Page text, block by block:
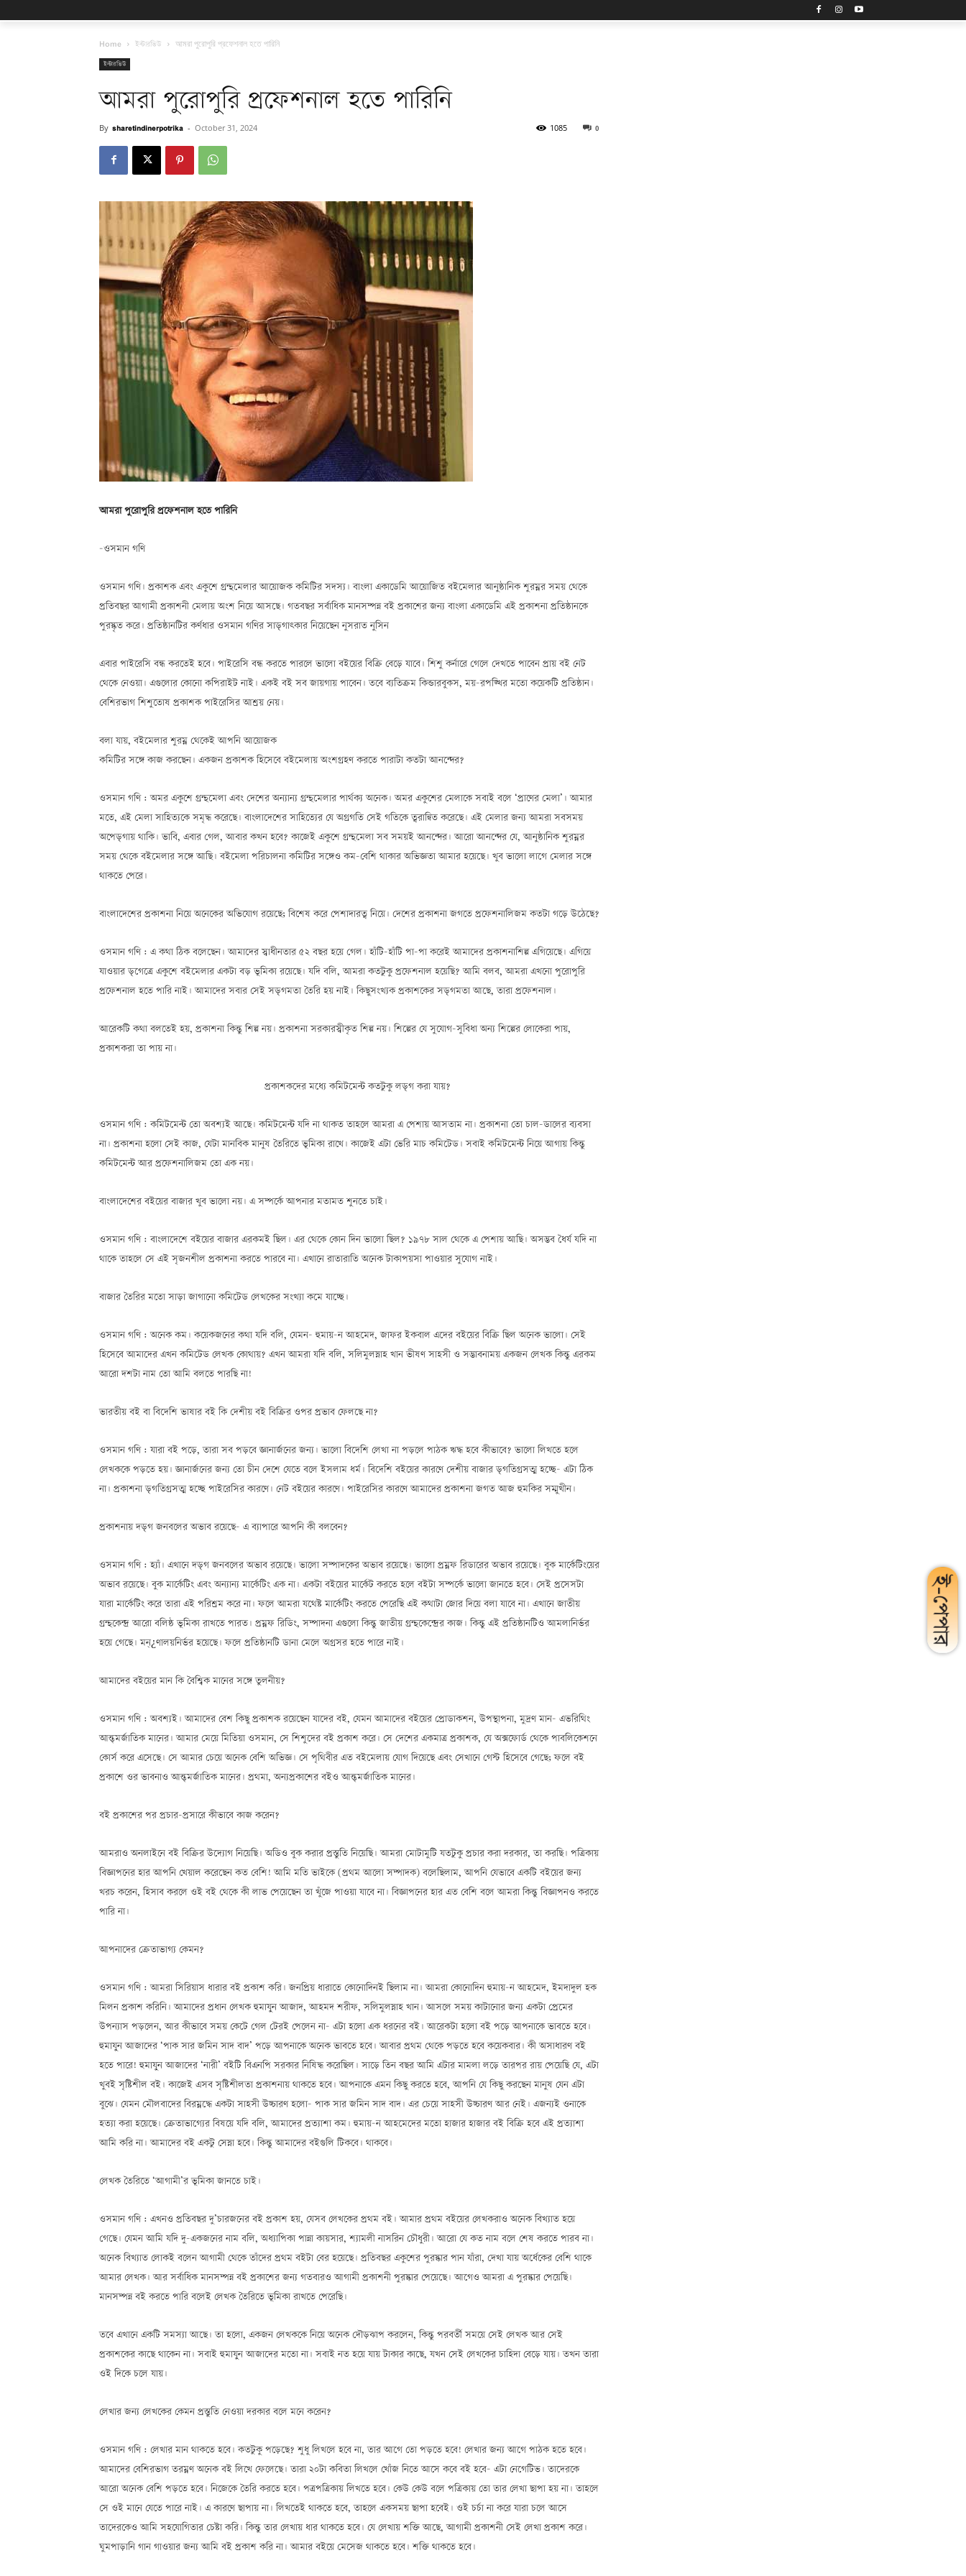
Home ইন্টারভিউ আমরা পুরোপুরি প্রফেশনাল হতে পারিনি
ইন্টারভিউ
আমরা পুরোপুরি প্রফেশনাল হতে পারিনি
By sharetindinerpotrika - October 31, 2024 0
1085
আমরা পুরোপুরিপ্রফেশনাল হতে পারিনি
—ওসমান গণি
ওসমান গণি। প্রকাশক এবং একুশে গ্রন্থমেলার আয়োজক কমিটির সদস্য। বাংলা একাডেমি আয়োজিত বইমেলার আনুষ্ঠানিক শুরম্নর সময় থেকে
প্রতিবছর আগামী প্রকাশনী মেলায় অংশ নিয়ে আসছে। গতবছর সর্বাধিক মানসম্পন্ন বই প্রকাশের জন্য বাংলা একাডেমি এই প্রকাশনা প্রতিষ্ঠানকে
পুরস্কৃত করে। প্রতিষ্ঠানটির কর্ণধার ওসমান গণির সাড়্গাৎকার নিয়েছেন নুসরাত নুসিন
এবার পাইরেসি বন্ধ করতেই হবে। পাইরেসি বন্ধ করতে পারলে ভালো বইয়ের বিক্রি বেড়ে যাবে। শিশু কর্নারে গেলে দেখতে পাবেন প্রায় বই নেট
থেকে নেওয়া। এগুলোর কোনো কপিরাইট নাই। একই বই সব জায়গায় পাবেন। তবে ব্যতিক্রম কিন্ডারবুকস, ময়–রপঙ্খির মতো কয়েকটি প্রতিষ্ঠান।
বেশিরভাগ শিশুতোষ প্রকাশক পাইরেসির আশ্রয় নেয়।
বলা যায়, বইমেলার শুরম্ন থেকেই আপনি আয়োজক
কমিটির সঙ্গে কাজ করছেন। একজন প্রকাশক হিসেবে বইমেলায় অংশগ্রহণ করতে পারাটা কতটা আনন্দের?
ওসমান গণি : অমর একুশে গ্রন্থমেলা এবং দেশের অন্যান্য গ্রন্থমেলার পার্থক্য অনেক। অমর একুশের মেলাকে সবাই বলে ‘প্রাণের মেলা’। আমার
মতে, এই মেলা সাহিত্যকে সমৃদ্ধ করেছে। বাংলাদেশের সাহিত্যের যে অগ্রগতি সেই গতিকে ত্বরান্বিত করেছে। এই মেলার জন্য আমরা সবসময়
অপেড়্গায় থাকি। ভাবি, এবার গেল, আবার কখন হবে? কাজেই একুশে গ্রন্থমেলা সব সময়ই আনন্দের। আরো আনন্দের যে, আনুষ্ঠানিক শুরম্নর
সময় থেকে বইমেলার সঙ্গে আছি। বইমেলা পরিচালনা কমিটির সঙ্গেও কম-বেশি থাকার অভিজ্ঞতা আমার হয়েছে। খুব ভালো লাগে মেলার সঙ্গে
থাকতে পেরে।
বাংলাদেশের প্রকাশনা নিয়ে অনেকের অভিযোগ রয়েছে; বিশেষ করে পেশাদারত্ব নিয়ে। দেশের প্রকাশনা জগতে প্রফেশনালিজম কতটা গড়ে উঠেছে?
ওসমান গণি : এ কথা ঠিক বলেছেন। আমাদের স্বাধীনতার ৫২ বছর হয়ে গেল। হাঁটি-হাঁটি পা-পা করেই আমাদের প্রকাশনাশিল্প এগিয়েছে। এগিয়ে
যাওয়ার ড়্গেত্রে একুশে বইমেলার একটা বড় ভূমিকা রয়েছে। যদি বলি, আমরা কতটুকু প্রফেশনাল হয়েছি? আমি বলব, আমরা এখনো পুরোপুরি
প্রফেশনাল হতে পারি নাই। আমাদের সবার সেই সড়্গমতা তৈরি হয় নাই। কিছুসংখ্যক প্রকাশকের সড়্গমতা আছে, তারা প্রফেশনাল।
আরেকটি কথা বলতেই হয়, প্রকাশনা কিন্তু শিল্প নয়। প্রকাশনা সরকারস্বীকৃত শিল্প নয়। শিল্পের যে সুযোগ-সুবিধা অন্য শিল্পের লোকেরা পায়,
প্রকাশকরা তা পায় না।
প্রকাশকদের মধ্যে কমিটমেন্ট কতটুকু লড়্গ করা যায়?
ওসমান গণি : কমিটমেন্ট তো অবশ্যই আছে। কমিটমেন্ট যদি না থাকত তাহলে আমরা এ পেশায় আসতাম না। প্রকাশনা তো চাল-ডালের ব্যবসা
না। প্রকাশনা হলো সেই কাজ, যেটা মানবিক মানুষ তৈরিতে ভূমিকা রাখে। কাজেই এটা ভেরি মাচ কমিটেড। সবাই কমিটমেন্ট নিয়ে আগায় কিন্তু
কমিটমেন্ট আর প্রফেশনালিজম তো এক নয়।
বাংলাদেশের বইয়ের বাজার খুব ভালো নয়। এ সম্পর্কে আপনার মতামত শুনতে চাই।
ওসমান গণি : বাংলাদেশে বইয়ের বাজার এরকমই ছিল। এর থেকে কোন দিন ভালো ছিল? ১৯৭৮ সাল থেকে এ পেশায় আছি। অসম্ভব ধৈর্য যদি না
থাকে তাহলে সে এই সৃজনশীল প্রকাশনা করতে পারবে না। এখানে রাতারাতি অনেক টাকাপয়সা পাওয়ার সুযোগ নাই।
বাজার তৈরির মতো সাড়া জাগানো কমিটেড লেখকের সংখ্যা কমে যাচ্ছে।
ওসমান গণি : অনেক কম। কয়েকজনের কথা যদি বলি, যেমন— হুমায়–ন আহমেদ, জাফর ইকবাল এদের বইয়ের বিক্রি ছিল অনেক ভালো। সেই
হিসেবে আমাদের এখন কমিটেড লেখক কোথায়? এখন আমরা যদি বলি, সলিমুলস্নাহ খান ভীষণ সাহসী ও সম্ভাবনাময় একজন লেখক কিন্তু এরকম
আরো দশটা নাম তো আমি বলতে পারছি না!
ভারতীয় বই বা বিদেশি ভাষার বই কি দেশীয় বই বিক্রির ওপর প্রভাব ফেলছে না?
ওসমান গণি : যারা বই পড়ে, তারা সব পড়বে জ্ঞানার্জনের জন্য। ভালো বিদেশি লেখা না পড়লে পাঠক ঋদ্ধ হবে কীভাবে? ভালো লিখতে হলে
লেখককে পড়তে হয়। জ্ঞানার্জনের জন্য তো চীন দেশে যেতে বলে ইসলাম ধর্ম। বিদেশি বইয়ের কারণে দেশীয় বাজার ড়্গতিগ্রসত্ম হচ্ছে— এটা ঠিক
না। প্রকাশনা ড়্গতিগ্রসত্ম হচ্ছে পাইরেসির কারণে। নেট বইয়ের কারণে। পাইরেসির কারণে আমাদের প্রকাশনা জগত আজ হুমকির সম্মুখীন।
প্রকাশনায় দড়্গ জনবলের অভাব রয়েছে— এ ব্যাপারে আপনি কী বলবেন?
ওসমান গণি : হ্যাঁ। এখানে দড়্গ জনবলের অভাব রয়েছে। ভালো সম্পাদকের অভাব রয়েছে। ভালো প্রম্নফ রিডারের অভাব রয়েছে। বুক মার্কেটিংয়ের
অভাব রয়েছে। বুক মার্কেটিং এবং অন্যান্য মার্কেটিং এক না। একটা বইয়ের মার্কেট করতে হলে বইটা সম্পর্কে ভালো জানতে হবে। সেই প্রসেসটা
যারা মার্কেটিং করে তারা এই পরিশ্রম করে না। ফলে আমরা যথেষ্ট মার্কেটিং করতে পেরেছি এই কথাটা জোর দিয়ে বলা যাবে না। এখানে জাতীয়
গ্রন্থকেন্দ্র আরো বলিষ্ঠ ভূমিকা রাখতে পারত। প্রম্নফ রিডিং, সম্পাদনা এগুলো কিন্তু জাতীয় গ্রন্থকেন্দ্রের কাজ। কিন্তু এই প্রতিষ্ঠানটিও আমলানির্ভর
হয়ে গেছে। মন্¿ণালয়নির্ভর হয়েছে। ফলে প্রতিষ্ঠানটি ডানা মেলে অগ্রসর হতে পারে নাই।
আমাদের বইয়ের মান কি বৈশ্বিক মানের সঙ্গে তুলনীয়?
ওসমান গণি : অবশ্যই। আমাদের বেশ কিছু প্রকাশক রয়েছেন যাদের বই, যেমন আমাদের বইয়ের প্রোডাকশন, উপস্থাপনা, মুদ্রণ মান— এভরিথিং
আন্ত্মর্জাতিক মানের। আমার মেয়ে মিতিয়া ওসমান, সে শিশুদের বই প্রকাশ করে। সে দেশের একমাত্র প্রকাশক, যে অক্সফোর্ড থেকে পাবলিকেশনে
কোর্স করে এসেছে। সে আমার চেয়ে অনেক বেশি অভিজ্ঞ। সে পৃথিবীর এত বইমেলায় যোগ দিয়েছে এবং সেখানে গেস্ট হিসেবে গেছে; ফলে বই
প্রকাশে ওর ভাবনাও আন্ত্মর্জাতিক মানের। প্রথমা, অন্যপ্রকাশের বইও আন্ত্মর্জাতিক মানের।
বই প্রকাশের পর প্রচার-প্রসারে কীভাবে কাজ করেন?
আমরাও অনলাইনে বই বিক্রির উদ্যোগ নিয়েছি। অডিও বুক করার প্রস্তুতি নিয়েছি। আমরা মোটামুটি যতটুকু প্রচার করা দরকার, তা করছি। পত্রিকায়
বিজ্ঞাপনের হার আপনি খেয়াল করেছেন কত বেশি! আমি মতি ভাইকে (প্রথম আলো সম্পাদক) বলেছিলাম, আপনি যেভাবে একটি বইয়ের জন্য
খরচ করেন, হিসাব করলে ওই বই থেকে কী লাভ পেয়েছেন তা খুঁজে পাওয়া যাবে না। বিজ্ঞাপনের হার এত বেশি বলে আমরা কিন্তু বিজ্ঞাপনও করতে
পারি না।
আপনাদের ক্রেতাভাগ্য কেমন?
ওসমান গণি : আমরা সিরিয়াস ধারার বই প্রকাশ করি। জনপ্রিয় ধারাতে কোনোদিনই ছিলাম না। আমরা কোনোদিন হুমায়–ন আহমেদ, ইমদাদুল হক
মিলন প্রকাশ করিনি। আমাদের প্রধান লেখক হুমায়ুন আজাদ, আহমদ শরীফ, সলিমুলস্নাহ খান। আসলে সময় কাটানোর জন্য একটা প্রেমের
উপন্যাস পড়লেন, আর কীভাবে সময় কেটে গেল টেরই পেলেন না— এটা হলো এক ধরনের বই। আরেকটা হলো বই পড়ে আপনাকে ভাবতে হবে।
হুমায়ুন আজাদের ‘পাক সার জমিন সাদ বাদ’ পড়ে আপনাকে অনেক ভাবতে হবে। আবার প্রথম থেকে পড়তে হবে কয়েকবার। কী অসাধারণ বই
হতে পারে! হুমায়ুন আজাদের ‘নারী’ বইটি বিএনপি সরকার নিষিদ্ধ করেছিল। সাড়ে তিন বছর আমি এটার মামলা লড়ে তারপর রায় পেয়েছি যে, এটা
খুবই সৃষ্টিশীল বই। কাজেই এসব সৃষ্টিশীলতা প্রকাশনায় থাকতে হবে। আপনাকে এমন কিছু করতে হবে, আপনি যে কিছু করছেন মানুষ যেন এটা
বুঝে। যেমন মৌলবাদের বিরম্নদ্ধে একটা সাহসী উচ্চারণ হলো— পাক সার জমিন সাদ বাদ। এর চেয়ে সাহসী উচ্চারণ আর নেই। এজন্যই ওনাকে
হত্যা করা হয়েছে। ক্রেতাভাগ্যের বিষয়ে যদি বলি, আমাদের প্রত্যাশা কম। হুমায়–ন আহমেদের মতো হাজার হাজার বই বিক্রি হবে এই প্রত্যাশা
আমি করি না। আমাদের বই একটু সেস্না হবে। কিন্তু আমাদের বইগুলি টিকবে। থাকবে।
লেখক তৈরিতে ‘আগামী’র ভূমিকা জানতে চাই।
ওসমান গণি : এখনও প্রতিবছর দু’চারজনের বই প্রকাশ হয়, যেসব লেখকের প্রথম বই। আমার প্রথম বইয়ের লেখকরাও অনেক বিখ্যাত হয়ে
গেছে। যেমন আমি যদি দু-একজনের নাম বলি, অধ্যাপিকা পান্না কায়সার, শ্যামলী নাসরিন চৌধুরী। আরো যে কত নাম বলে শেষ করতে পারব না।
অনেক বিখ্যাত লোকই বলেন আগামী থেকে তাঁদের প্রথম বইটা বের হয়েছে। প্রতিবছর একুশের পুরস্কার পান যাঁরা, দেখা যায় অর্ধেকের বেশি থাকে
আমার লেখক। আর সর্বাধিক মানসম্পন্ন বই প্রকাশের জন্য গতবারও আগামী প্রকাশনী পুরস্কার পেয়েছে। আগেও আমরা এ পুরস্কার পেয়েছি।
মানসম্পন্ন বই করতে পারি বলেই লেখক তৈরিতে ভূমিকা রাখতে পেরেছি।
তবে এখানে একটি সমস্যা আছে। তা হলো, একজন লেখককে নিয়ে অনেক দৌড়ঝাপ করলেন, কিন্তু পরবর্তী সময়ে সেই লেখক আর সেই
প্রকাশকের কাছে থাকেন না। সবাই হুমায়ুন আজাদের মতো না। সবাই নত হয়ে যায় টাকার কাছে, যখন সেই লেখকের চাহিদা বেড়ে যায়। তখন তারা
ওই দিকে চলে যায়।
লেখার জন্য লেখকের কেমন প্রস্তুতি নেওয়া দরকার বলে মনে করেন?
ওসমান গণি : লেখার মান থাকতে হবে। কতটুকু পড়েছে? শুধু লিখলে হবে না, তার আগে তো পড়তে হবে! লেখার জন্য আগে পাঠক হতে হবে।
আমাদের বেশিরভাগ তরম্নণ অনেক বই লিখে ফেলেছে। তারা ২০টা কবিতা লিখলে খোঁজ নিতে আসে কবে বই হবে— এটা নেগেটিভ। তাদেরকে
আরো অনেক বেশি পড়তে হবে। নিজেকে তৈরি করতে হবে। পত্রপত্রিকায় লিখতে হবে। কেউ কেউ বলে পত্রিকায় তো তার লেখা ছাপা হয় না। তাহলে
সে ওই মানে যেতে পারে নাই। এ কারণে ছাপায় না। লিখতেই থাকতে হবে, তাহলে একসময় ছাপা হবেই। ওই চর্চা না করে যারা চলে আসে
তাদেরকেও আমি সহযোগিতার চেষ্টা করি। কিন্তু তার লেখায় ধার থাকতে হবে। যে লেখায় শক্তি আছে, আগামী প্রকাশনী সেই লেখা প্রকাশ করে।
ঘুমপাড়ানি গান গাওয়ার জন্য আমি বই প্রকাশ করি না। আমার বইয়ে মেসেজ থাকতে হবে। শক্তি থাকতে হবে।